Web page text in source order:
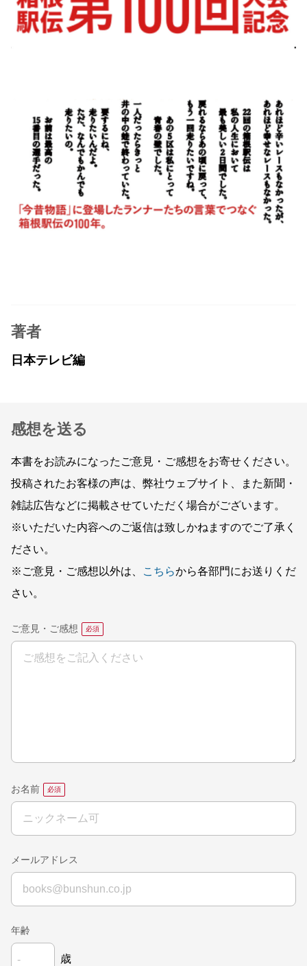
著者
日本テレビ編
感想を送る
本書をお読みになったご意見・ご感想をお寄せください。
投稿されたお客様の声は、弊社ウェブサイト、また新聞・
雑誌広告などに掲載させていただく場合がございます。
※いただいた内容へのご返信は致しかねますのでご了承く
ださい。
※ご意見・ご感想以外は、
こちらから各部門にお送りくだ
さい。
ご意見・ご感想
お名前
メールアドレス
年齢
歳